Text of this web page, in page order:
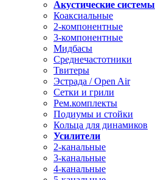
Акустические системы
Коаксиальные
2-компонентные
3-компонентные
Мидбасы
Среднечастотники
Твитеры
Эстрада / Open Air
Сетки и грили
Рем.комплекты
Подиумы и стойки
Кольца для динамиков
Усилители
2-канальные
3-канальные
4-канальные